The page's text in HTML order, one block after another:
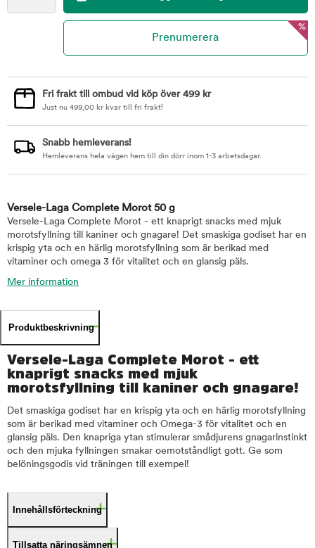
%
Fri frakt till ombud vid köp över 499 kr
Just nu 499,00 kr kvar till fri frakt!
Snabb hemleverans!
Hemleverans hela vägen hem till din dörr inom 1-3 arbetsdagar.
Versele-Laga Complete Morot 50 g
Versele-Laga Complete Morot - ett knaprigt snacks med mjuk
morotsfyllning till kaniner och gnagare! Det smaskiga godiset har en
krispig yta och en härlig morotsfyllning som är berikad med
vitaminer och omega 3 för vitalitet och en glansig päls.
Mer information
Produktbeskrivning
Versele-Laga Complete Morot - ett
knaprigt snacks med mjuk
morotsfyllning till kaniner och gnagare!
Det smaskiga godiset har en krispig yta och en härlig morotsfyllning
som är berikad med vitaminer och Omega-3 för vitalitet och en
glansig päls. Den knapriga ytan stimulerar smådjurens gnagarinstinkt
och den mjuka fyllningen smakar oemotståndligt gott. Ge som
belöningsgodis vid träningen till exempel!
Innehållsförteckning
Tillsatta näringsämnen